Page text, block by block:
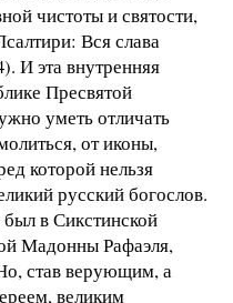
чистоты и святости,
Вся слава
И эта внутренняя
Пресвятой
уметь отличать
от иконы,
которой нельзя
русский богослов.
в Сикстинской
Мадонны Рафаэля,
став верующим, а
великим